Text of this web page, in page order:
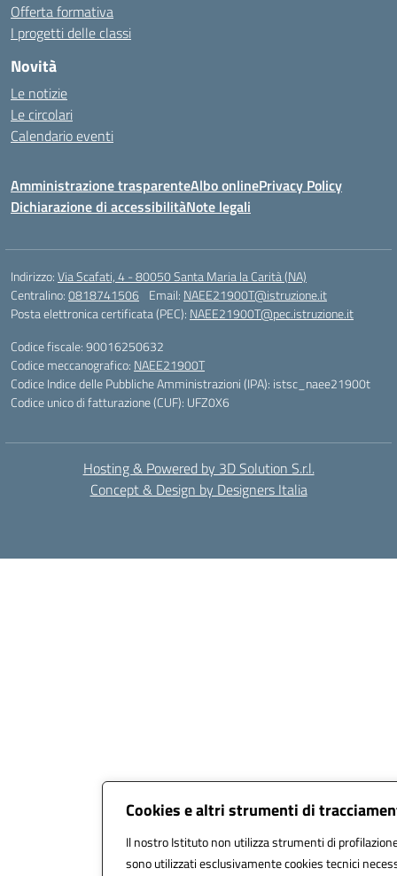
Cookies e altri strumenti di
Il nostro Istituto non utilizza strumenti di
sono utilizzati esclusivamente cookies tecnici
Offerta formativa
I progetti delle classi
Novità
Le notizie
Le circolari
Calendario eventi
Amministrazione trasparenteAlbo onlinePrivacy Policy
Dichiarazione di accessibilitàNote legali
Indirizzo:Via Scafati, 4 - 80050 Santa Maria la Carità (NA)
Centralino:0818741506 Email: NAEE21900T@istruzione.it
Posta elettronica certificata (PEC): NAEE21900T@pec.istruzione.it
Codice fiscale: 90016250632
Codice meccanografico: NAEE21900T
Codice Indice delle Pubbliche Amministrazioni (IPA): istsc_naee21900t
Codice unico di fatturazione (CUF): UFZ0X6
Hosting & Powered by 3D Solution S.r.l.
Concept & Design by Designers Italia